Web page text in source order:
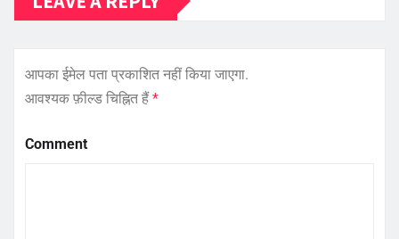
आपका ईमेल पता प्रकाशित नहीं किया जाएगा.
आवश्यक फ़ील्ड चिह्नित हैं*
Comment